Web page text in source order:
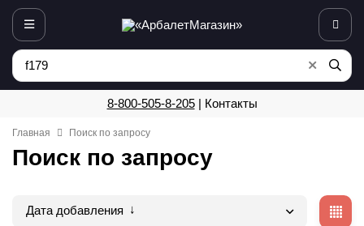
8-800-505-8-205| Контакты
Главная Поиск по запросу
Поиск по запросу
Дата добавления